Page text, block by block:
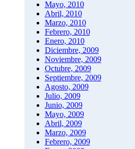
Mayo, 2010
Abril, 2010
Marzo, 2010
Febrero, 2010
Enero, 2010
Diciembre, 2009
Noviembre, 2009
Octubre, 2009
Septiembre, 2009
Agosto, 2009
Julio, 2009
Junio, 2009
Mayo, 2009
Abril, 2009
Marzo, 2009
Febrero, 2009